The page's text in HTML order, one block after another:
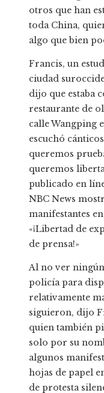
otros que han
toda China,
algo que bien
Francis, un
ciudad
dijo que estaba
restaurante de
calle Wangping
escuchó
queremos
queremos
publicado en
NBC News
manifestantes
«¡Libertad de
de prensa!»
Al no ver
policía para
relativamente
siguieron, dijo
quien también
solo por su
algunos
hojas de papel
de protesta